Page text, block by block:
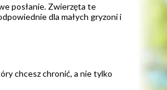
posłanie. Zwierzęta te
dla małych gryzoni i
chcesz chronić, a nie tylko